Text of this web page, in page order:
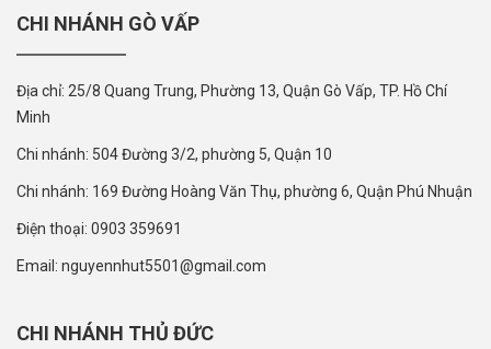
CHI NHÁNH GÒ VẤP
Địa chỉ: 25/8 Quang Trung, Phường 13, Quận Gò Vấp, TP. Hồ Chí
Minh
Chi nhánh: 504 Đường 3/2, phường 5, Quận 10
Chi nhánh: 169 Đường Hoàng Văn Thụ, phường 6, Quận Phú Nhuận
Điện thoại: 0903 359691
Email: nguyennhut5501@gmail.com
CHI NHÁNH THỦ ĐỨC